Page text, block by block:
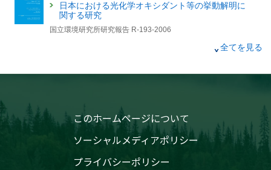
日本における光化学オキシダント等の挙動解明に
関する研究
国立環境研究所研究報告 R-193-2006
化学オキシダント濃度等の経年変動に関する研究
国立環境研究所研究報告 R-184-2004
2000年3月31日
湖沼環境の変遷と保全に向けた展望
国立環境研究所研究報告 R-153-2000
全てを見る
このホームページについて
ソーシャルメディアポリシー
プライバシーポリシー